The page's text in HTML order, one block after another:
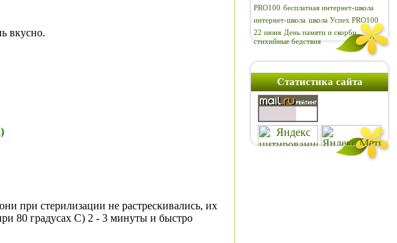
вкусно.
при стерилизации не растрескивались, их
80 градусах С) 2 - 3 минуты и быстро
PRO100 бесплатная интернет-школа
интернет-школа школа Успех PRO100
22 июня День памяти и скорби
стихийные бедствия
Статистика сайта